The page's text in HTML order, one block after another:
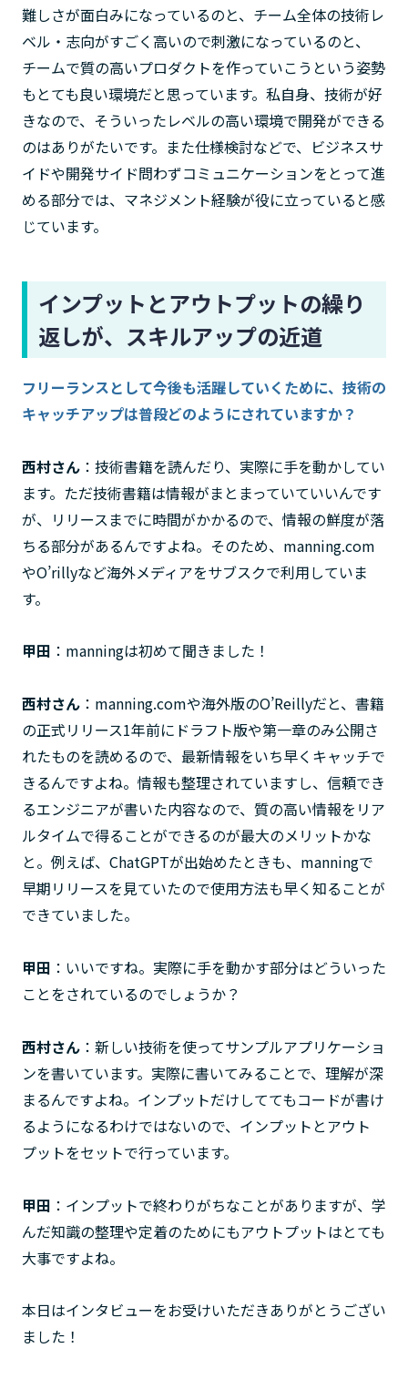
難しさが面白みになっているのと、チーム全体の技術レ
ベル・志向がすごく高いので刺激になっているのと、
チームで質の高いプロダクトを作っていこうという姿勢
もとても良い環境だと思っています。私自身、技術が好
きなので、そういったレベルの高い環境で開発ができる
のはありがたいです。また仕様検討などで、ビジネスサ
イドや開発サイド問わずコミュニケーションをとって進
める部分では、マネジメント経験が役に立っていると感
じています。
インプットとアウトプットの繰り
返しが、スキルアップの近道
フリーランスとして今後も活躍していくために、技術の
キャッチアップは普段どのようにされていますか？
西村さん：技術書籍を読んだり、実際に手を動かしてい
ます。ただ技術書籍は情報がまとまっていていいんです
が、リリースまでに時間がかかるので、情報の鮮度が落
ちる部分があるんですよね。そのため、manning.com
やO’rillyなど海外メディアをサブスクで利用していま
す。
甲田 ：manningは初めて聞きました！
西村さん：manning.comや海外版のO’Reillyだと、書籍
の正式リリース1年前にドラフト版や第一章のみ公開さ
れたものを読めるので、最新情報をいち早くキャッチで
きるんですよね。情報も整理されていますし、信頼でき
るエンジニアが書いた内容なので、質の高い情報をリア
ルタイムで得ることができるのが最大のメリットかな
と。例えば、ChatGPTが出始めたときも、manningで
早期リリースを見ていたので使用方法も早く知ることが
できていました。
甲田 ：いいですね。実際に手を動かす部分はどういった
ことをされているのでしょうか？
西村さん：新しい技術を使ってサンプルアプリケーショ
ンを書いています。実際に書いてみることで、理解が深
まるんですよね。インプットだけしててもコードが書け
るようになるわけではないので、インプットとアウト
プットをセットで行っています。
甲田 ：インプットで終わりがちなことがありますが、学
んだ知識の整理や定着のためにもアウトプットはとても
大事ですよね。
本日はインタビューをお受けいただきありがとうござい
ました！